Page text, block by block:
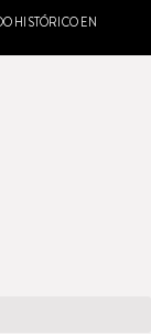
HISTÓRICO EN